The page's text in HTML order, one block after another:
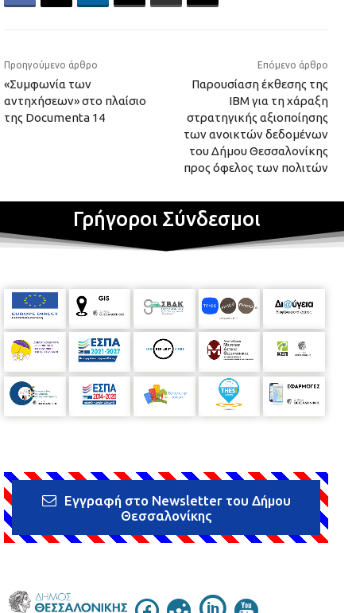
Προηγούμενο άρθρο
«Συμφωνία των
αντηχήσεων» στο πλαίσιο
της Documenta 14
Επόμενο άρθρο
Παρουσίαση έκθεσης της
ΙΒΜ για τη χάραξη
στρατηγικής αξιοποίησης
των ανοικτών δεδομένων
του Δήμου Θεσσαλονίκης
προς όφελος των πολιτών
Γρήγοροι Σύνδεσμοι
Εγγραφή στο Newsletter του Δήμου
Θεσσαλονίκης